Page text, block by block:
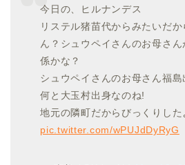
今日の、ヒルナンデス
リステル猪苗代からみたいだ
ん？シュウペイさんのお母さん
係かな？
シュウペイさんのお母さん福
何と大玉村出身なのね!
地元の隣町だからびっくりした
pic.twitter.com/wPUJdDyRyG